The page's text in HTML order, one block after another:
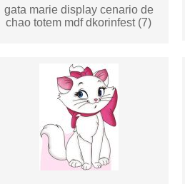
gata marie display cenario de
chao totem mdf dkorinfest (7)